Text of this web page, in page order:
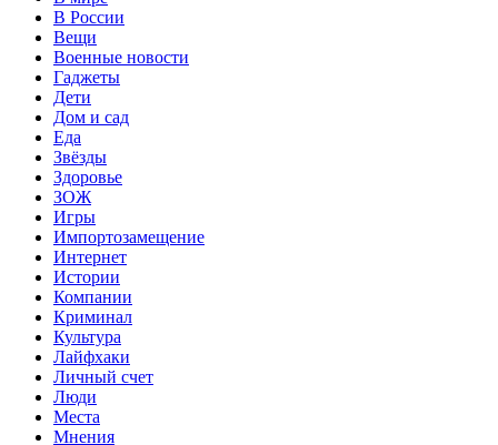
В России
Вещи
Военные новости
Гаджеты
Дети
Дом и сад
Еда
Звёзды
Здоровье
ЗОЖ
Игры
Импортозамещение
Интернет
Истории
Компании
Криминал
Культура
Лайфхаки
Личный счет
Люди
Места
Мнения